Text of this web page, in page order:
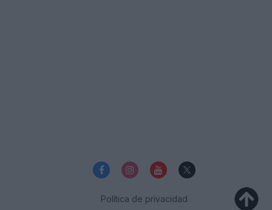
Política de privacidad